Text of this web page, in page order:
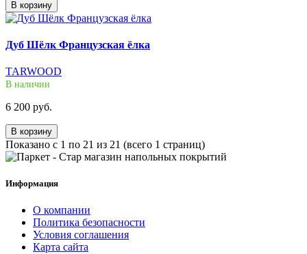
В корзину
Дуб Шёлк Французская ёлка
TARWOOD
В наличии
6 200 руб.
В корзину
Показано с 1 по 21 из 21 (всего 1 страниц)
Информация
О компании
Политика безопасности
Условия соглашения
Карта сайта